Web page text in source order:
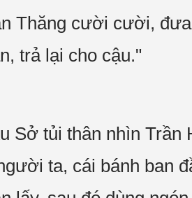
Thăng cười cười,
trả lại cho cậu."
Sở tủi thân nhìn Trần
ta, cái bánh ban